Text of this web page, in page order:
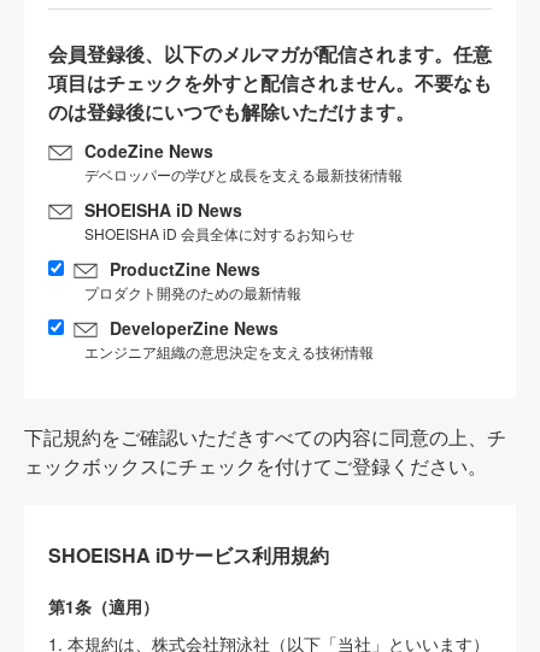
会員登録後、以下のメルマガが配信されます。任意
項目はチェックを外すと配信されません。不要なも
のは登録後にいつでも解除いただけます。
CodeZine News
デベロッパーの学びと成長を支える最新技術情報
SHOEISHA iD News
SHOEISHA iD 会員全体に対するお知らせ
ProductZine News
プロダクト開発のための最新情報
DeveloperZine News
エンジニア組織の意思決定を支える技術情報
下記規約をご確認いただきすべての内容に同意の上、チ
ェックボックスにチェックを付けてご登録ください。
SHOEISHA iDサービス利用規約
第1条（適用）
1. 本規約は、株式会社翔泳社（以下「当社」といいます）